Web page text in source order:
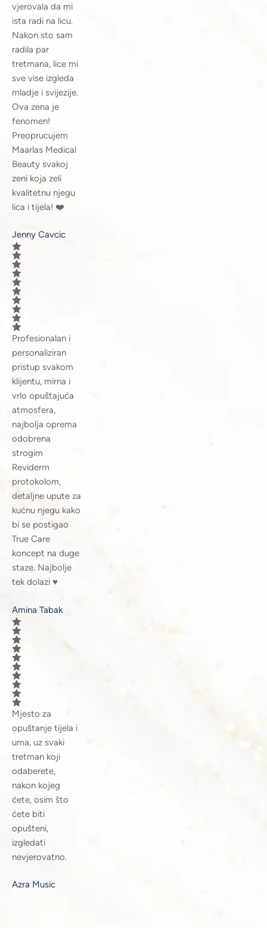
vjerovala da mi
ista radi na licu.
Nakon sto sam
radila par
tretmana, lice mi
sve vise izgleda
mladje i svijezije.
Ova zena je
fenomen!
Preoprucujem
Maarlas Medical
Beauty svakoj
zeni koja zeli
kvalitetnu njegu
lica i tijela! ❤️
Jenny Cavcic
Profesionalan i
personaliziran
pristup svakom
klijentu, mirna i
vrlo opuštajuća
atmosfera,
najbolja oprema
odobrena
strogim
Reviderm
protokolom,
detaljne upute za
kućnu njegu kako
bi se postigao
True Care
koncept na duge
staze. Najbolje
tek dolazi ♥️
Amina Tabak
Mjesto za
opuštanje tijela i
uma, uz svaki
tretman koji
odaberete,
nakon kojeg
ćete, osim što
ćete biti
opušteni,
izgledati
nevjerovatno.
Azra Music